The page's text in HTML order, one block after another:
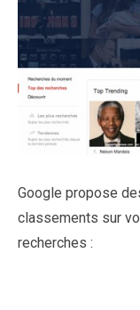
Google propose
classements sur
recherches :